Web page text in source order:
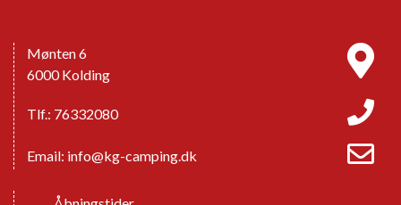
Mønten 6
6000 Kolding
Tlf.: 76332080
Email: info@kg-camping.dk